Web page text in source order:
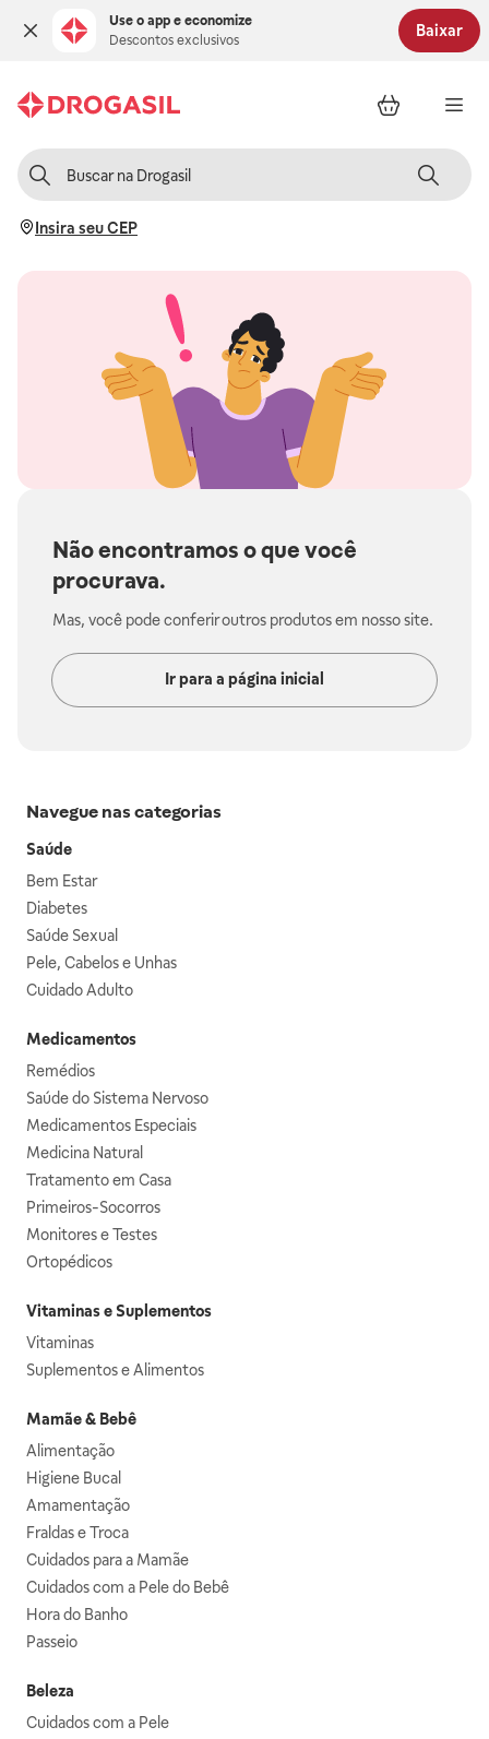
Use o app e economize
Descontos exclusivos
Baixar
Insira seu CEP
Não encontramos o que você
procurava.
Mas, você pode conferir outros produtos em nosso site.
Ir para a página inicial
Navegue nas categorias
Saúde
Bem Estar
Diabetes
Saúde Sexual
Pele, Cabelos e Unhas
Cuidado Adulto
Medicamentos
Remédios
Saúde do Sistema Nervoso
Medicamentos Especiais
Medicina Natural
Tratamento em Casa
Primeiros-Socorros
Monitores e Testes
Ortopédicos
Vitaminas e Suplementos
Vitaminas
Suplementos e Alimentos
Mamãe & Bebê
Alimentação
Higiene Bucal
Amamentação
Fraldas e Troca
Cuidados para a Mamãe
Cuidados com a Pele do Bebê
Hora do Banho
Passeio
Beleza
Cuidados com a Pele